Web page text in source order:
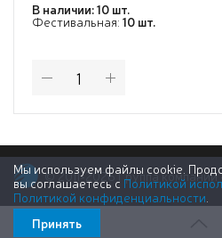
В наличии: 10 шт.
Фестивальная: 10 шт.
© 2011-2026 Группа
Мы используем файлы cookie.
вы соглашаетесь с Политикой
Политикой конфиденциальности
Принять